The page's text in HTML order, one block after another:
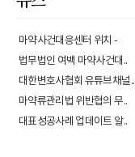
마약사건대응센터 위치 -
법무법인 여백 마약사건대..
대한변호사협회 유튜브채널..
마약류관리법 위반협의 무..
대표성공사례 업데이트 알..